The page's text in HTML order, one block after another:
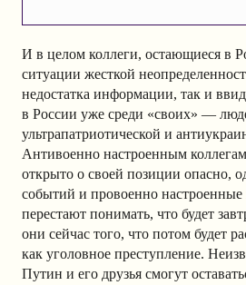
И в целом коллеги, остающиеся в
ситуации жесткой
недостатка информации, так и
в России уже среди «своих» —
ультрапатриотической и
Антивоенно настроенным
открыто о своей позиции опасно,
событий и провоенно настроенные
перестают понимать, что будет
они сейчас того, что потом будет
как уголовное преступление.
Путин и его друзья смогут